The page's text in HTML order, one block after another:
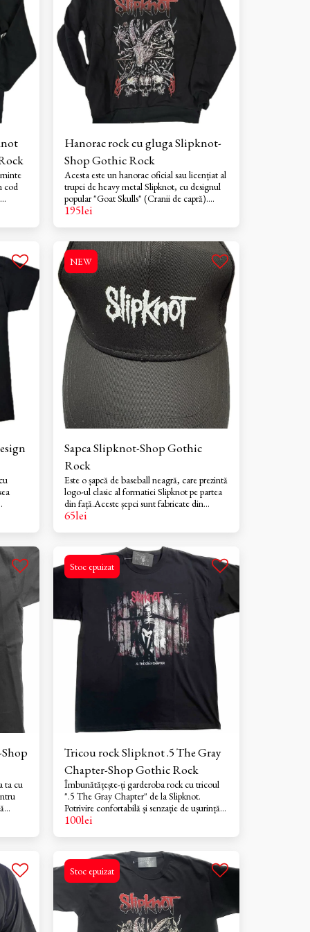
cod
Hanorac rock cu gluga Slipknot-
Shop Gothic Rock
Acesta este un hanorac oficial sau licențiat al
trupei de heavy metal Slipknot, cu designul
popular "Goat Skulls" (Cranii de capră).
Designul prezintă logo-ul trupei deasupra
lor din 2001, Iowa.
195lei
NEW
Sapca Slipknot-Shop Gothic
Rock
Este o șapcă de baseball neagră, care prezintă
logo-ul clasic al formatiei Slipknot pe partea
din față.Aceste șepci sunt fabricate din
bumbac 100%.Este o șapcă structurată, cu 6
potrivire optimă
65lei
ta cu
Stoc epuizat
Tricou rock Slipknot .5 The Gray
Chapter-Shop Gothic Rock
Îmbunătățește-ți garderoba rock cu tricoul
".5 The Gray Chapter" de la Slipknot.
Potrivire confortabilă și senzație de ușurință
pentru purtare pe tot parcursul zilei, în timp
merch fiabil și purtabil.
100lei
Stoc epuizat